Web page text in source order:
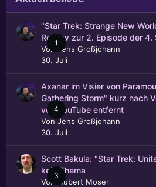
1
"Star Trek: Strange New
Review zur 2. Episode der 4.
Von
Jens Großjohann
30. Juli
4
Axanar im Visier von
Gathering Storm" kurz nach
von YouTube entfernt
VonJens Großjohann
30. Juli
3
Scott Bakula: "Star Trek:
kein Thema
Von
Hubert Moser